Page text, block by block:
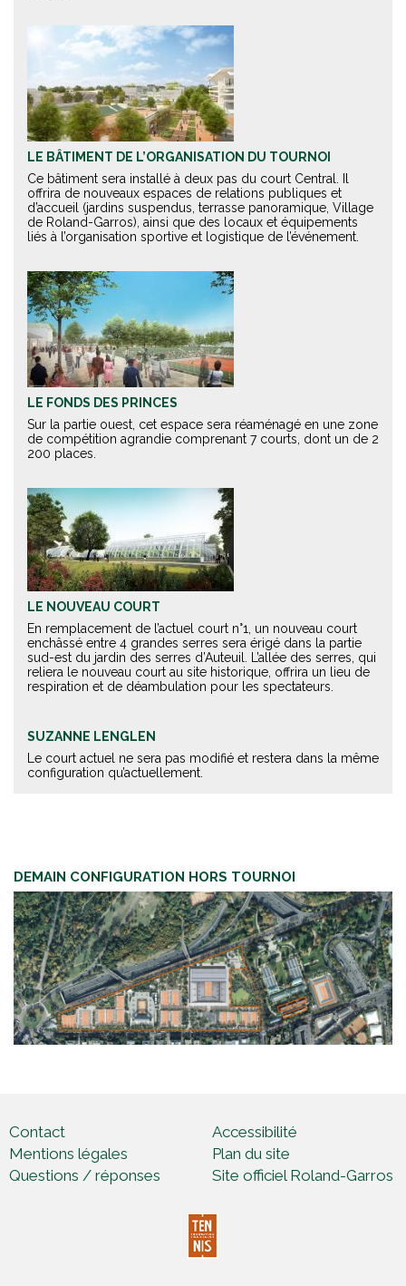
LE BÂTIMENT DE L’ORGANISATION DU TOURNOI
Ce bâtiment sera installé à deux pas du court Central. Il
offrira de nouveaux espaces de relations publiques et
d’accueil (jardins suspendus, terrasse panoramique, Village
de Roland-Garros), ainsi que des locaux et équipements
liés à l’organisation sportive et logistique de l’événement.
LE FONDS DES PRINCES
Sur la partie ouest, cet espace sera réaménagé en une zone
de compétition agrandie comprenant 7 courts, dont un de 2
200 places.
LE NOUVEAU COURT
En remplacement de l’actuel court n°1, un nouveau court
enchâssé entre 4 grandes serres sera érigé dans la partie
sud-est du jardin des serres d’Auteuil. L’allée des serres, qui
reliera le nouveau court au site historique, offrira un lieu de
respiration et de déambulation pour les spectateurs.
SUZANNE LENGLEN
Le court actuel ne sera pas modifié et restera dans la même
configuration qu’actuellement.
DEMAIN CONFIGURATION HORS TOURNOI
Contact
Accessibilité
Mentions légales
Plan du site
Questions / réponses
Site officiel Roland-Garros